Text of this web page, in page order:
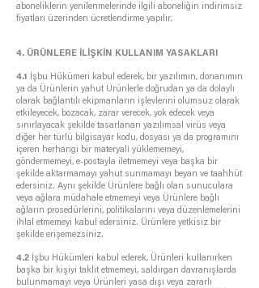
aboneliklerin yenilenmelerinde ilgili aboneliğin indirimsiz
fiyatları üzerinden ücretlendirme yapılır.
4. ÜRÜNLERE İLİŞKİN KULLANIM YASAKLARI
4.1
İşbu Hükümeri kabul ederek, bir yazılımın, donanımın
ya da Ürünlerin yahut Ürünlerle doğrudan ya da dolaylı
olarak bağlantılı ekipmanların işlevlerini olumsuz olarak
etkileyecek, bozacak, zarar verecek, yok edecek veya
sınırlayacak şekilde tasarlanan yazılımsal virüs veya
diğer her türlü bilgisayar kodu, dosyası ya da programını
içeren herhangi bir materyali yüklememeyi,
göndermemeyi, e-postayla iletmemeyi veya başka bir
şekilde aktarmamayı yahut sunmamayı beyan ve taahhüt
edersiniz. Aynı şekilde Ürünlere bağlı olan sunuculara
veya ağlara müdahale etmemeyi veya Ürünlere bağlı
ağların prosedürlerini, politikalarını veya düzenlemelerini
ihlal etmemeyi kabul edersiniz. Ürünlere yetkisiz bir
şekilde erişemezsiniz.
4.2 İşbu Hükümleri kabul ederek, Ürünleri kullanırken
başka bir kişiyi taklit etmemeyi, saldırgan davranışlarda
bulunmamayı veya Ürünleri yasa dışı veya zararlı